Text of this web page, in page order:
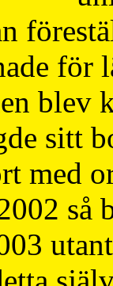
för
blev
sitt
med
så